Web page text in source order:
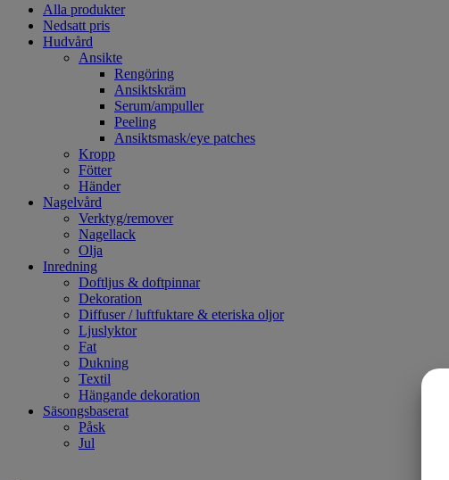
Alla produkter
Nedsatt pris
Hudvård
Ansikte
Rengöring
Ansiktskräm
Serum/ampuller
Peeling
Ansiktsmask/eye patches
Kropp
Fötter
Händer
Nagelvård
Verktyg/remover
Nagellack
Olja
Inredning
Doftljus & doftpinnar
Dekoration
Diffuser / luftfuktare & eteriska oljor
Ljuslyktor
Fat
Dukning
Textil
Hängande dekoration
Säsongsbaserat
Påsk
Jul